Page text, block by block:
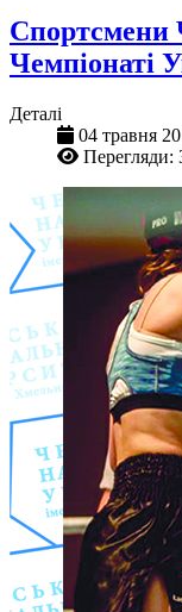
Чемпіонаті
Деталі
04 травня
Перегляди: